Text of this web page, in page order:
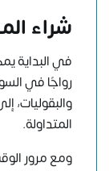
شراء
في البداية
رواجًا في
والبقوليات،
المتداولة.
ومع مرور